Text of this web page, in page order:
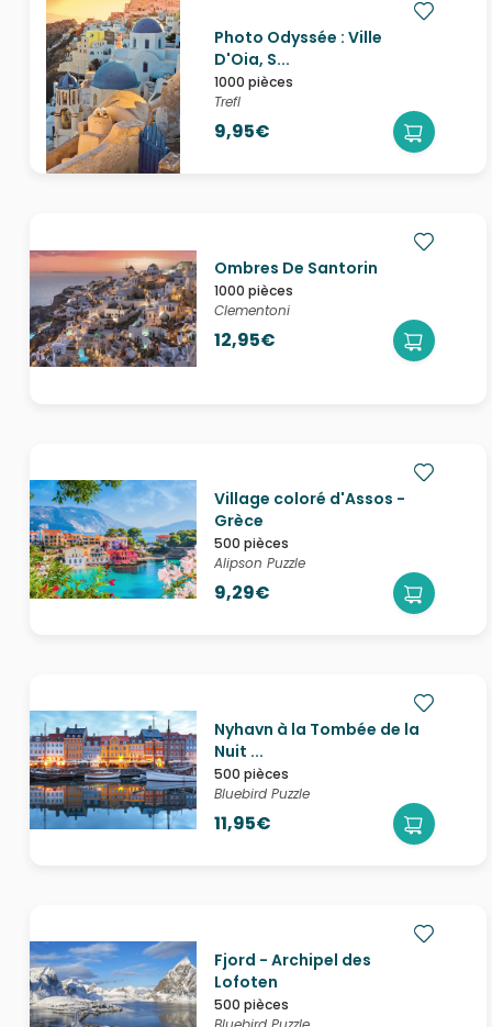
Photo Odyssée : Ville
D'Oia, S...
1000 pièces
Trefl
9,95€
Ombres De Santorin
1000 pièces
Clementoni
12,95€
Village coloré d'Assos -
Grèce
500 pièces
Alipson Puzzle
9,29€
Nyhavn à la Tombée de la
Nuit ...
500 pièces
Bluebird Puzzle
11,95€
Fjord - Archipel des
Lofoten
500 pièces